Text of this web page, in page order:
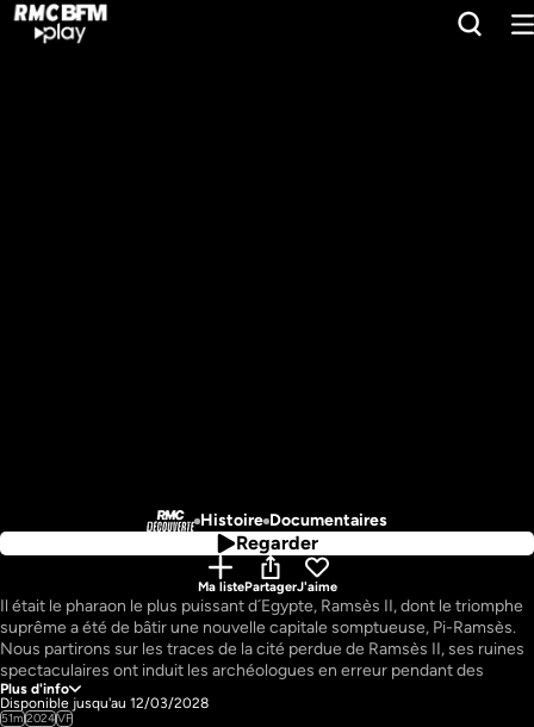
Histoire Documentaires
Regarder
Ma listePartagerJ'aime
Il était le pharaon le plus puissant d´Egypte, Ramsès II, dont le triomphe
suprême a été de bâtir une nouvelle capitale somptueuse, Pi-Ramsès.
Nous partirons sur les traces de la cité perdue de Ramsès II, ses ruines
spectaculaires ont induit les archéologues en erreur pendant des
décennies. Les brillantes investigations ont révélé le mystérieux sort de
l´une des plus grandes villes de l´Egypte Antique.
Plus d'info
Disponible jusqu'au 12/03/2028
51m2024VF